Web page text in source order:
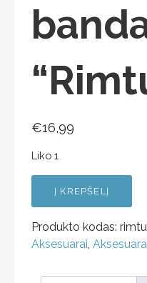
€16,99
Liko 1
Į KREPŠELĮ
Produkto kodas:
Aksesuarai,